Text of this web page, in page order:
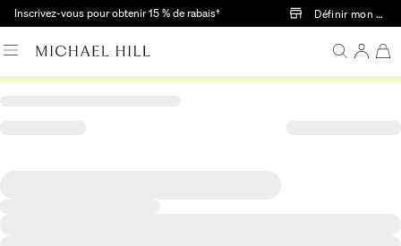
Passer au contenu principal
Inscrivez-vous pour obtenir 15 % de rabais† Définir mon